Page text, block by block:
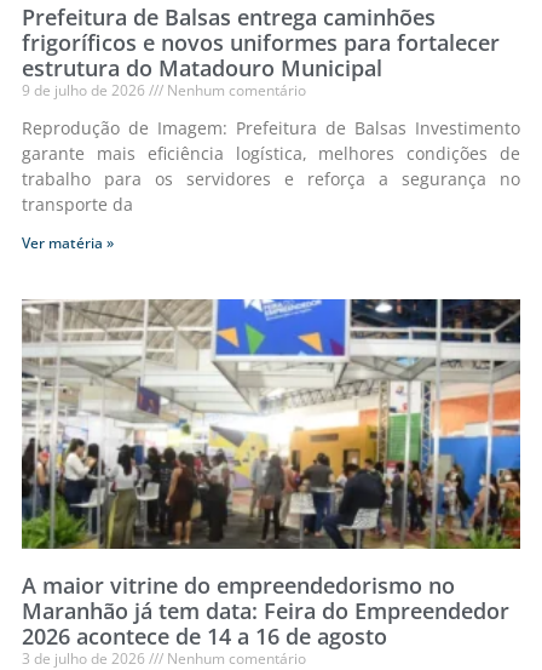
Prefeitura de Balsas entrega caminhões
frigoríficos e novos uniformes para fortalecer
estrutura do Matadouro Municipal
9 de julho de 2026 Nenhum comentário
Reprodução de Imagem: Prefeitura de Balsas Investimento
garante mais eficiência logística, melhores condições de
trabalho para os servidores e reforça a segurança no
transporte da
Ver matéria »
A maior vitrine do empreendedorismo no
Maranhão já tem data: Feira do Empreendedor
2026 acontece de 14 a 16 de agosto
3 de julho de 2026 Nenhum comentário